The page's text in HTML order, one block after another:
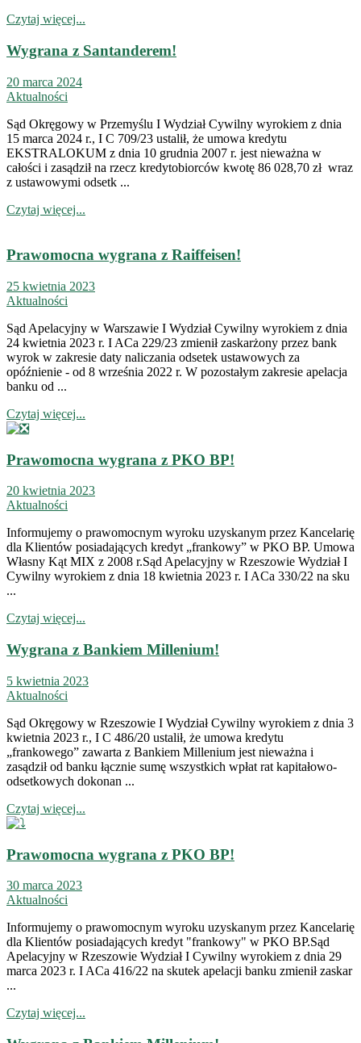
Czytaj więcej...
Wygrana z Santanderem!
20 marca 2024
Aktualności
Sąd Okręgowy w Przemyślu I Wydział Cywilny wyrokiem z dnia
15 marca 2024 r., I C 709/23 ustalił, że umowa kredytu
EKSTRALOKUM z dnia 10 grudnia 2007 r. jest nieważna w
całości i zasądził na rzecz kredytobiorców kwotę 86 028,70 zł wraz
z ustawowymi odsetk ...
Czytaj więcej...
Prawomocna wygrana z Raiffeisen!
25 kwietnia 2023
Aktualności
Sąd Apelacyjny w Warszawie I Wydział Cywilny wyrokiem z dnia
24 kwietnia 2023 r. I ACa 229/23 zmienił zaskarżony przez bank
wyrok w zakresie daty naliczania odsetek ustawowych za
opóźnienie - od 8 września 2022 r. W pozostałym zakresie apelacja
banku od ...
Czytaj więcej...
Prawomocna wygrana z PKO BP!
20 kwietnia 2023
Aktualności
Informujemy o prawomocnym wyroku uzyskanym przez Kancelarię
dla Klientów posiadających kredyt „frankowy” w PKO BP. Umowa
Własny Kąt MIX z 2008 r.Sąd Apelacyjny w Rzeszowie Wydział I
Cywilny wyrokiem z dnia 18 kwietnia 2023 r. I ACa 330/22 na sku
...
Czytaj więcej...
Wygrana z Bankiem Millenium!
5 kwietnia 2023
Aktualności
Sąd Okręgowy w Rzeszowie I Wydział Cywilny wyrokiem z dnia 3
kwietnia 2023 r., I C 486/20 ustalił, że umowa kredytu
„frankowego” zawarta z Bankiem Millenium jest nieważna i
zasądził od banku łącznie sumę wszystkich wpłat rat kapitałowo-
odsetkowych dokonan ...
Czytaj więcej...
Prawomocna wygrana z PKO BP!
30 marca 2023
Aktualności
Informujemy o prawomocnym wyroku uzyskanym przez Kancelarię
dla Klientów posiadających kredyt "frankowy" w PKO BP.Sąd
Apelacyjny w Rzeszowie Wydział I Cywilny wyrokiem z dnia 29
marca 2023 r. I ACa 416/22 na skutek apelacji banku zmienił zaskar
...
Czytaj więcej...